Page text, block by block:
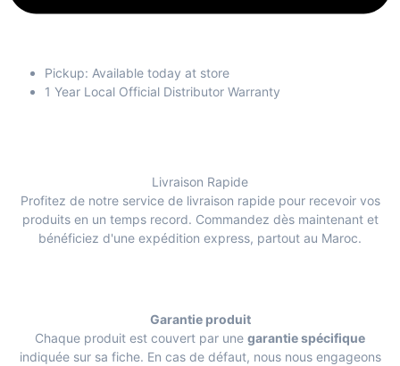
Pickup: Available today at store
1 Year Local Official Distributor Warranty
Livraison Rapide
Profitez de notre service de livraison rapide pour recevoir vos
produits en un temps record. Commandez dès maintenant et
bénéficiez d'une expédition express, partout au Maroc.
Garantie produit
Chaque produit est couvert par une garantie spécifique
indiquée sur sa fiche. En cas de défaut, nous nous engageons